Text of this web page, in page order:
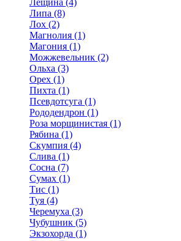
Лещина (4)
Липа (8)
Лох (2)
Магнолия (1)
Магония (1)
Можжевельник (2)
Ольха (3)
Орех (1)
Пихта (1)
Псевдотсуга (1)
Рододендрон (1)
Роза морщинистая (1)
Рябина (1)
Скумпия (4)
Слива (1)
Сосна (7)
Сумах (1)
Тис (1)
Туя (4)
Черемуха (3)
Чубушник (5)
Экзохорда (1)